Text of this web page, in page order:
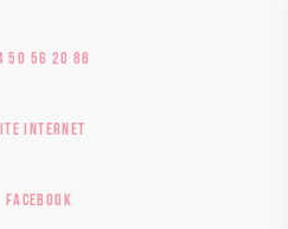
50 56 20 88
internet
Facebook